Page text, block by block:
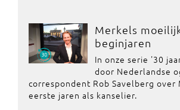
Merkels
beginjaren
In onze serie '30
door Nederlandse
correspondent Rob Savelberg over
eerste jaren als kanselier.